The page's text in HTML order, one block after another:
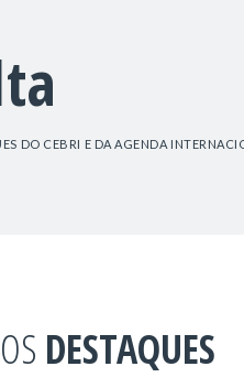
DO CEBRI E DA AGENDA
DESTAQUES